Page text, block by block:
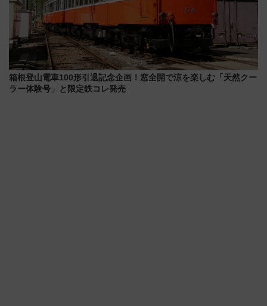
箱根登山電車100形引退記念企画！窓全開で涼を楽しむ「天然クー
ラー体験号」と限定鉄コレ発売